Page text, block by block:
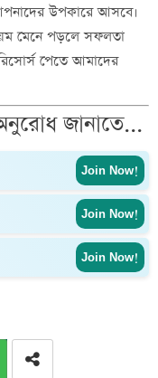
উপকারে আসবে।
মেনে পড়লে সফলতা
পেতে আমাদের
জানাতে...
Join Now!
Join Now!
Join Now!